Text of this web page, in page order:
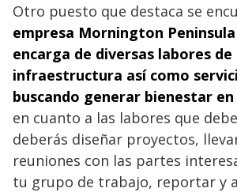
Otro puesto que destaca se
empresa Mornington
encarga de diversas labores de
infraestructura así como
buscando generar bienestar
en cuanto a las labores que
deberás diseñar proyectos,
reuniones con las partes
tu grupo de trabajo, reportar y